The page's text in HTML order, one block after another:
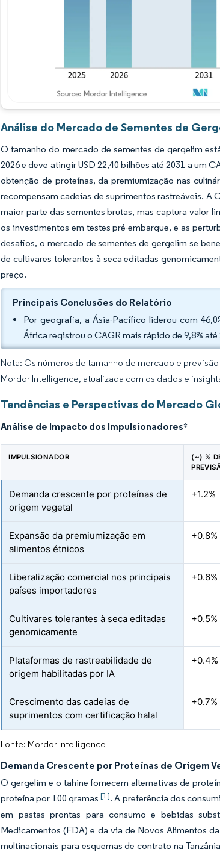
Análise do Mercado de Sementes de
O tamanho do mercado de sementes de gergelim
2026 e deve atingir USD 22,40 bilhões até 2031 a um
obtenção de proteínas, da premiumização nas
recompensam cadeias de suprimentos rastreáveis. A
maior parte das sementes brutas, mas captura valor
os investimentos em testes pré-embarque, e as
desafios, o mercado de sementes de gergelim se
de cultivares tolerantes à seca editadas
preço.
Principais Conclusões do Relatório
Por geografia, a Ásia-Pacífico liderou com
África registrou o CAGR mais rápido de 9,8% até
Nota: Os números de tamanho de mercado e
Mordor Intelligence, atualizada com os dados e
Tendências e Perspectivas do Mercado
Análise de Impacto dos Impulsionadores*
IMPULSIONADOR
(~) %
Demanda crescente por proteínas de
origem vegetal
+1.2%
Expansão da premiumização em
alimentos étnicos
+0.8%
Liberalização comercial nos principais
países importadores
+0.6%
Cultivares tolerantes à seca editadas
genomicamente
+0.5%
Plataformas de rastreabilidade de
origem habilitadas por IA
+0.4%
Crescimento das cadeias de
suprimentos com certificação halal
+0.7%
Fonte: Mordor Intelligence
Demanda Crescente por Proteínas de Origem
O gergelim e o tahine fornecem alternativas de
proteína por 100 gramas[1]. A preferência dos
em pastas prontas para consumo e bebidas
Medicamentos (FDA) e da via de Novos Alimentos
multinacionais para esquemas de contrato na